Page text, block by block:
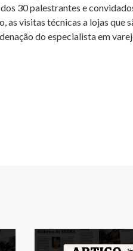
30 palestrantes e
visitas técnicas a lojas que
do especialista em